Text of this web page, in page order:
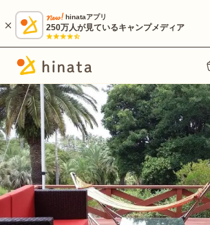
hinataアプリ
250万人が見ているキャンプメディア